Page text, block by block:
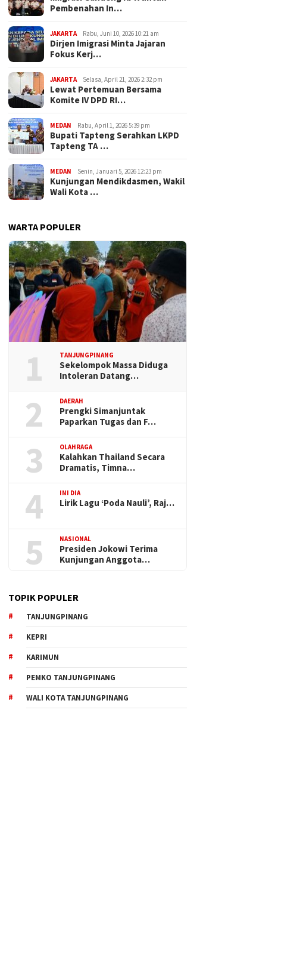
Pembenahan In…
JAKARTA Rabu, Juni 10, 2026 10:21 am
Dirjen Imigrasi Minta Jajaran
Fokus Kerj…
JAKARTA Selasa, April 21, 2026 2:32 pm
Lewat Pertemuan Bersama
Komite IV DPD RI…
MEDAN Rabu, April 1, 2026 5:39 pm
Bupati Tapteng Serahkan LKPD
Tapteng TA …
MEDAN Senin, Januari 5, 2026 12:23 pm
Kunjungan Mendikdasmen, Wakil
Wali Kota …
WARTA POPULER
1 TANJUNGPINANG
Sekelompok Massa Diduga
Intoleran Datang…
2 DAERAH
Prengki Simanjuntak
Paparkan Tugas dan F…
3 OLAHRAGA
Kalahkan Thailand Secara
Dramatis, Timna…
4 INI DIA
Lirik Lagu ‘Poda Nauli’, Raj…
5 NASIONAL
Presiden Jokowi Terima
Kunjungan Anggota…
TOPIK POPULER
TANJUNGPINANG
KEPRI
KARIMUN
PEMKO TANJUNGPINANG
WALI KOTA TANJUNGPINANG